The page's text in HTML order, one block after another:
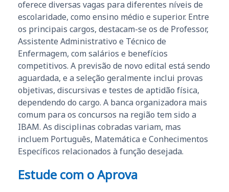
oferece diversas vagas para diferentes níveis de
escolaridade, como ensino médio e superior. Entre
os principais cargos, destacam-se os de Professor,
Assistente Administrativo e Técnico de
Enfermagem, com salários e benefícios
competitivos. A previsão de novo edital está sendo
aguardada, e a seleção geralmente inclui provas
objetivas, discursivas e testes de aptidão física,
dependendo do cargo. A banca organizadora mais
comum para os concursos na região tem sido a
IBAM. As disciplinas cobradas variam, mas
incluem Português, Matemática e Conhecimentos
Específicos relacionados à função desejada.
Estude com o Aprova